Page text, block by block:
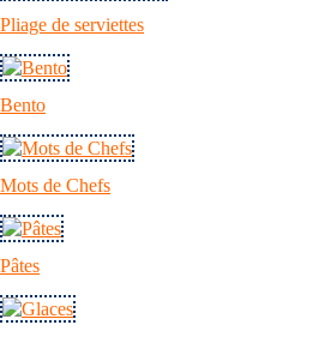
Pliage de serviettes
Bento
Mots de Chefs
Pâtes